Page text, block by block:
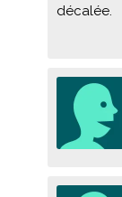
décalée.